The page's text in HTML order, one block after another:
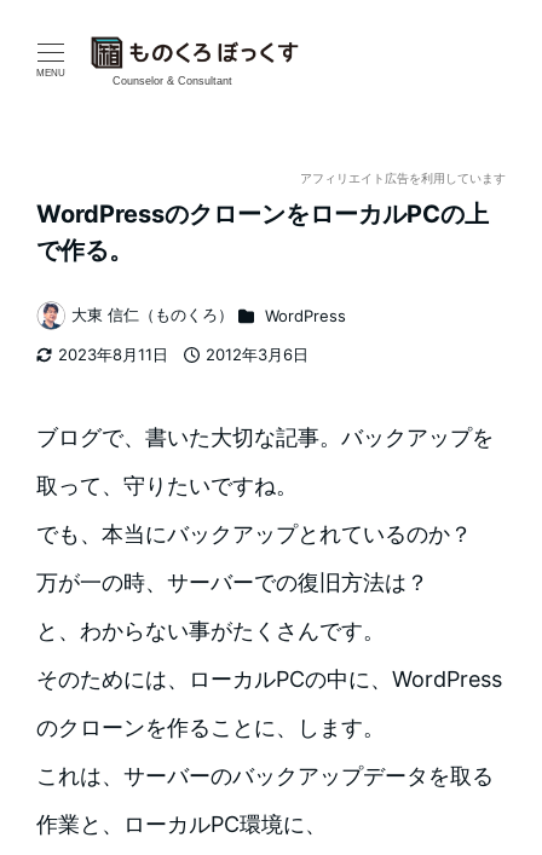
MENU
Counselor & Consultant
アフィリエイト広告を利用しています
WordPressのクローンをローカルPCの上
で作る。
2023年8月11日
2012年3月6日
著
者
大東 信仁（ものくろ） カテゴリー
WordPress
ブログで、書いた大切な記事。バックアップを
取って、守りたいですね。
でも、本当にバックアップとれているのか？
万が一の時、サーバーでの復旧方法は？
と、わからない事がたくさんです。
そのためには、ローカルPCの中に、WordPress
のクローンを作ることに、します。
これは、サーバーのバックアップデータを取る
作業と、ローカルPC環境に、